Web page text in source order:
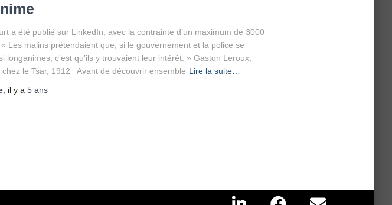
a été publié sur LinkedIn, avec la contrainte d’un maximum de 3000
Les malins prétendaient que, si le gouvernement et la police se
longanimes, c’est qu’ils y trouvaient leur intérêt. » Gaston Leroux,
chez le Tsar, 1912 Avant de découvrir ensemble Lire la suite…
, il y a 5 ans